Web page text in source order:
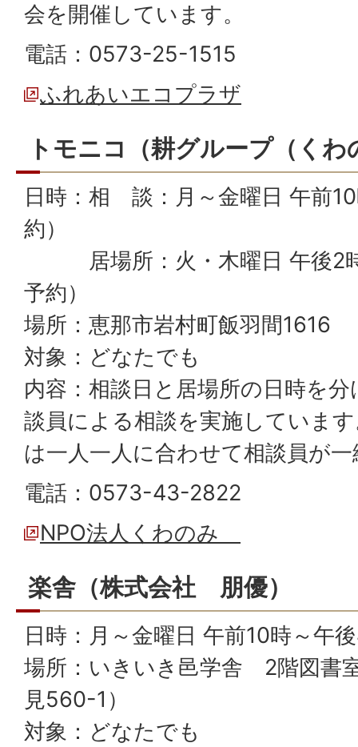
会を開催しています。
電話：0573-25-1515
ふれあいエコプラザ
トモニコ（耕グループ（くわ
日時：相 談：月～金曜日 午前
約）
居場所：火・木曜日 午後2時
予約）
場所：恵那市岩村町飯羽間1616
対象：どなたでも
内容：相談日と居場所の日時を
談員による相談を実施していま
は一人一人に合わせて相談員が
電話：0573-43-2822
NPO法人くわのみ
楽舎（株式会社 朋優）
日時：月～金曜日 午前10時～午
場所：いきいき邑学舎 2階図書
見560-1）
対象：どなたでも